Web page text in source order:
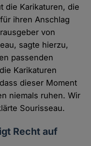
die Karikaturen, die
ihren Anschlag
von
sagte hierzu,
passenden
Karikaturen
dieser Moment
niemals ruhen. Wir
Sourisseau.
Recht auf